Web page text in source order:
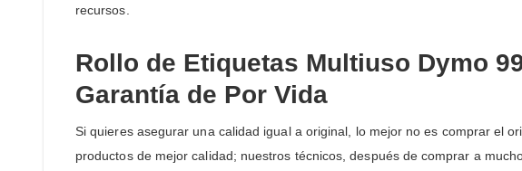
recursos.
Rollo de Etiquetas Multiuso Dymo
Garantía de Por Vida
Si quieres asegurar una calidad igual a original, lo mejor no es comprar el
productos de mejor calidad; nuestros técnicos, después de comprar a